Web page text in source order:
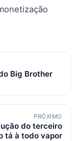
Big Brother
PRÓXIMO
do terceiro
tá à todo vapor